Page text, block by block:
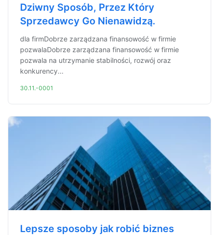
Dziwny Sposób, Przez Który
Sprzedawcy Go Nienawidzą.
dla firmDobrze zarządzana finansowość w firmie
pozwalaDobrze zarządzana finansowość w firmie
pozwala na utrzymanie stabilności, rozwój oraz
konkurency...
30.11.-0001
Lepsze sposoby jak robić biznes